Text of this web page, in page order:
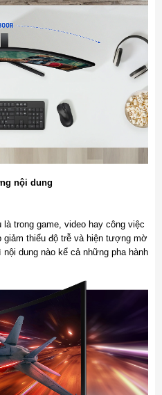
nội dung
trong game, video hay công việc
giảm thiểu độ trễ và hiện tượng mờ
dung nào kể cả những pha hành